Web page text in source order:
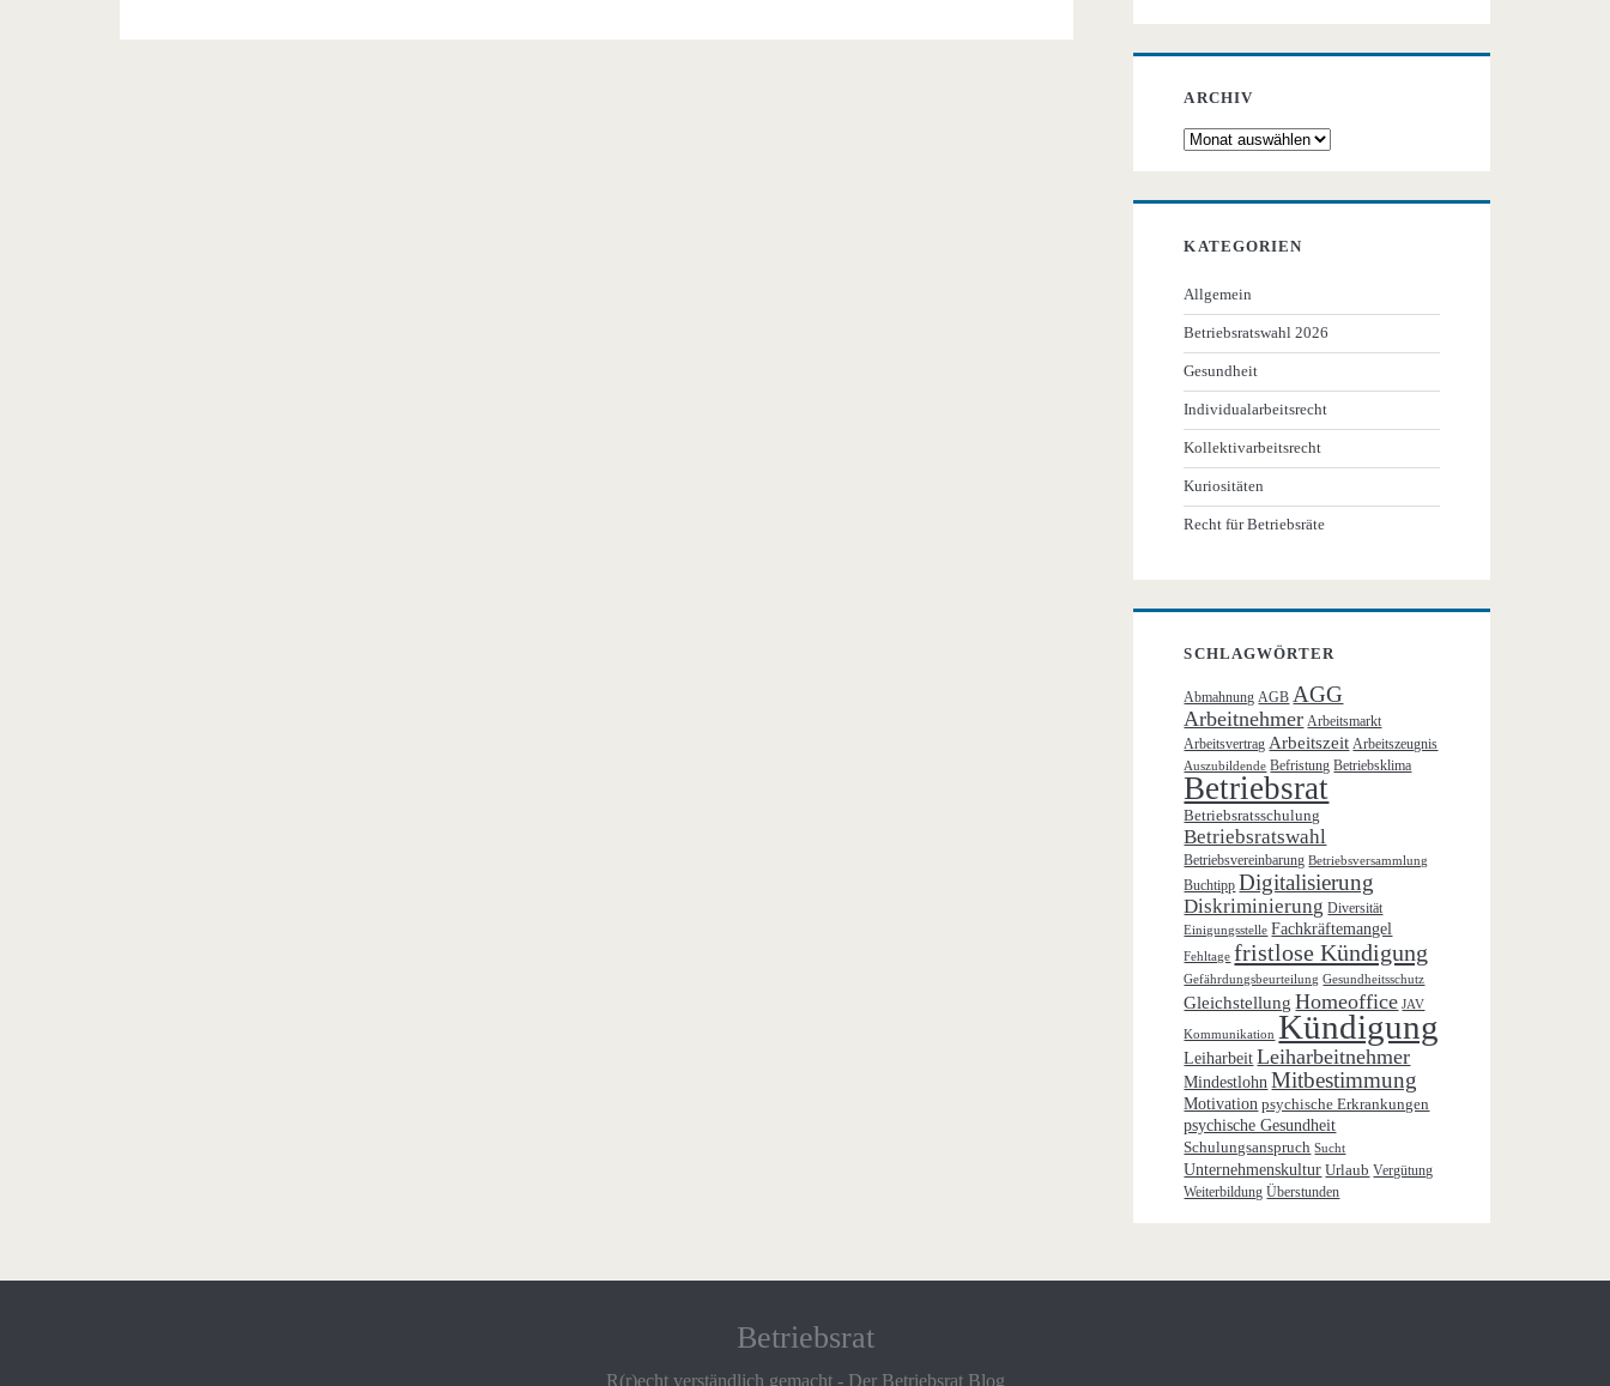
ARCHIV
Archiv
KATEGORIEN
Allgemein
Betriebsratswahl 2026
Gesundheit
Individualarbeitsrecht
Kollektivarbeitsrecht
Kuriositäten
Recht für Betriebsräte
SCHLAGWÖRTER
Abmahnung AGB AGG
Arbeitnehmer Arbeitsmarkt
Arbeitsvertrag Arbeitszeit Arbeitszeugnis
Auszubildende Befristung Betriebsklima
Betriebsrat
Betriebsratsschulung
Betriebsratswahl
Betriebsvereinbarung Betriebsversammlung
Buchtipp Digitalisierung
Diskriminierung Diversität
Einigungsstelle Fachkräftemangel
Fehltage fristlose Kündigung
Gefährdungsbeurteilung Gesundheitsschutz
Gleichstellung Homeoffice JAV
Kommunikation Kündigung
Leiharbeit Leiharbeitnehmer
Mindestlohn Mitbestimmung
Motivation psychische Erkrankungen
psychische Gesundheit
Schulungsanspruch Sucht
Unternehmenskultur Urlaub Vergütung
Weiterbildung Überstunden
Betriebsrat
R(r)echt verständlich gemacht - Der Betriebsrat Blog